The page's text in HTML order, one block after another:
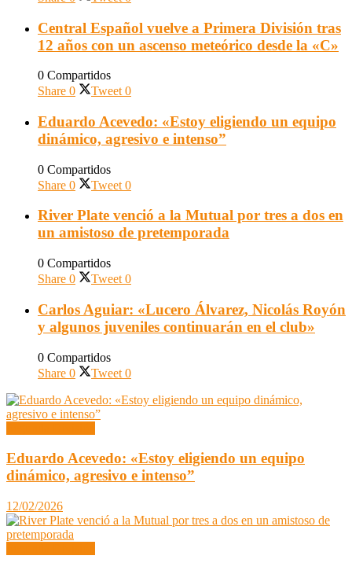
Central Español vuelve a Primera División tras
12 años con un ascenso meteórico desde la «C»
0 Compartidos
Share 0 Tweet 0
Eduardo Acevedo: «Estoy eligiendo un equipo
dinámico, agresivo e intenso”
0 Compartidos
Share 0 Tweet 0
River Plate venció a la Mutual por tres a dos en
un amistoso de pretemporada
0 Compartidos
Share 0 Tweet 0
Carlos Aguiar: «Lucero Álvarez, Nicolás Royón
y algunos juveniles continuarán en el club»
0 Compartidos
Share 0 Tweet 0
Eduardo Acevedo: «Estoy eligiendo un equipo
dinámico, agresivo e intenso”
12/02/2026